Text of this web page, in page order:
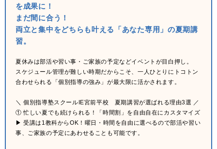
を成果に！
まだ間に合う！
両立と集中をどちらも叶える「あなた専用」の夏期講
習。
夏休みは部活や習い事・ご家族の予定などイベントが目白押し。
スケジュール管理が難しい時期だからこそ、一人ひとりにトコトン
合わせられる「個別指導の強み」が最大限に活かされます。
＼ 個別指導塾スクールIE宮前平校 夏期講習が選ばれる理由3選 ／
① 忙しい夏でも続けられる！「時間割」を自由自在にカスタマイズ
▶ 受講は1教科からOK！曜日・時間を自由に選べるので部活や習い
事、ご家族の予定にあわせることも可能です。